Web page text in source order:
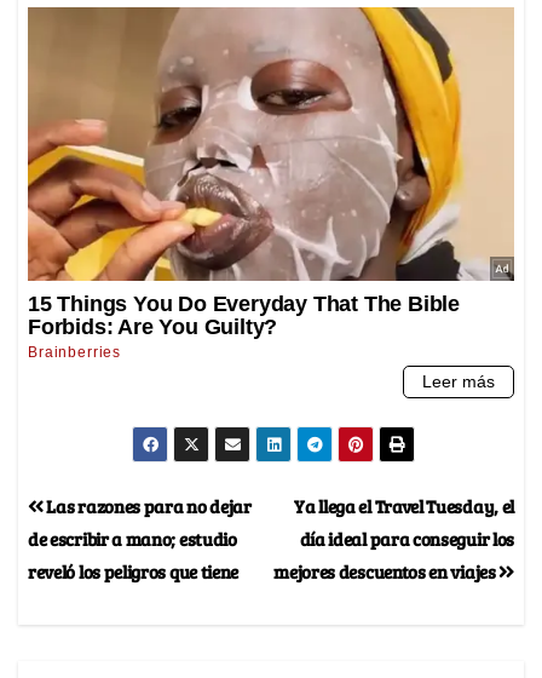
Ya llega el Travel Tuesday, el
día ideal para conseguir los
mejores descuentos en viajes
Las razones para no dejar
de escribir a mano; estudio
reveló los peligros que tiene